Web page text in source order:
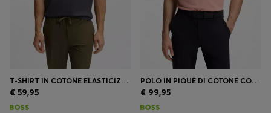
T-SHIRT IN COTONE ELASTICIZZATO CON LOGO
€ 59,95
POLO IN PIQUÉ DI COTONE CON DETTAGLI LOGO
€ 99,95